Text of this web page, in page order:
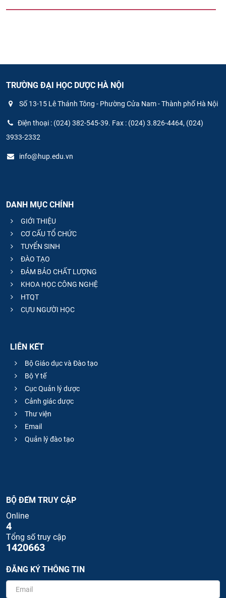
TRƯỜNG ĐẠI HỌC DƯỢC HÀ NỘI
Số 13-15 Lê Thánh Tông - Phường Cửa Nam - Thành phố Hà Nội
Điện thoại : (024) 382-545-39. Fax : (024) 3.826-4464, (024)
3933-2332
info@hup.edu.vn
DANH MỤC CHÍNH
GIỚI THIỆU
CƠ CẤU TỔ CHỨC
TUYỂN SINH
ĐÀO TẠO
ĐẢM BẢO CHẤT LƯỢNG
KHOA HỌC CÔNG NGHỆ
HTQT
CỰU NGƯỜI HỌC
LIÊN KẾT
Bộ Giáo dục và Đào tạo
Bộ Y tế
Cục Quản lý dược
Cảnh giác dược
Thư viện
Email
Quản lý đào tạo
BỘ ĐẾM TRUY CẬP
Online
4
Tổng số truy cập
1420663
ĐĂNG KÝ THÔNG TIN